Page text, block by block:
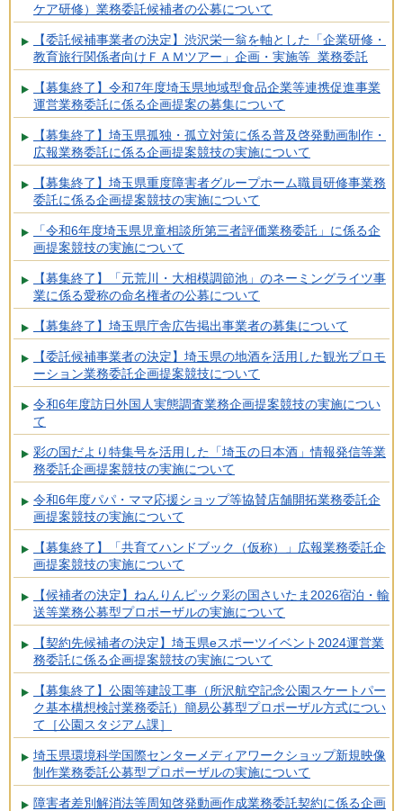
ケア研修）業務委託候補者の公募について
【委託候補事業者の決定】渋沢栄一翁を軸とした「企業研修・
教育旅行関係者向けＦＡＭツアー」企画・実施等 業務委託
【募集終了】令和7年度埼玉県地域型食品企業等連携促進事業
運営業務委託に係る企画提案の募集について
【募集終了】埼玉県孤独・孤立対策に係る普及啓発動画制作・
広報業務委託に係る企画提案競技の実施について
【募集終了】埼玉県重度障害者グループホーム職員研修事業務
委託に係る企画提案競技の実施について
「令和6年度埼玉県児童相談所第三者評価業務委託」に係る企
画提案競技の実施について
【募集終了】「元荒川・大相模調節池」のネーミングライツ事
業に係る愛称の命名権者の公募について
【募集終了】埼玉県庁舎広告掲出事業者の募集について
【委託候補事業者の決定】埼玉県の地酒を活用した観光プロモ
ーション業務委託企画提案競技について
令和6年度訪日外国人実態調査業務企画提案競技の実施につい
て
彩の国だより特集号を活用した「埼玉の日本酒」情報発信等業
務委託企画提案競技の実施について
令和6年度パパ・ママ応援ショップ等協賛店舗開拓業務委託企
画提案競技の実施について
【募集終了】「共育てハンドブック（仮称）」広報業務委託企
画提案競技の実施について
【候補者の決定】ねんりんピック彩の国さいたま2026宿泊・輸
送等業務公募型プロポーザルの実施について
【契約先候補者の決定】埼玉県eスポーツイベント2024運営業
務委託に係る企画提案競技の実施について
【募集終了】公園等建設工事（所沢航空記念公園スケートパー
ク基本構想検討業務委託）簡易公募型プロポーザル方式につい
て［公園スタジアム課］
埼玉県環境科学国際センターメディアワークショップ新規映像
制作業務委託公募型プロポーザルの実施について
障害者差別解消法等周知啓発動画作成業務委託契約に係る企画